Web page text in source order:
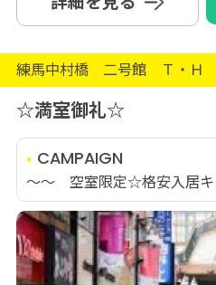
練馬中村橋 二号館 Ｔ・Ｈ
☆満室御礼☆
CAMPAIGN
～～ 空室限定☆格安入居